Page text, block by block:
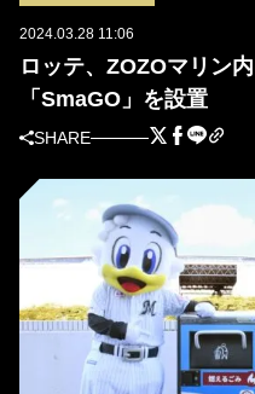
2024.03.28 11:06
ロッテ、ZOZOマリン
「SmaGO」を設置
SHARE